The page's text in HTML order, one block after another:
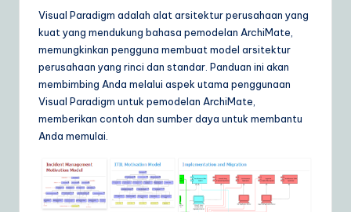
D
ai
ly
G
Visual Paradigm adalah alat arsitektur perusahaan yang
kuat yang mendukung bahasa pemodelan ArchiMate,
memungkinkan pengguna membuat model arsitektur
perusahaan yang rinci dan standar. Panduan ini akan
membimbing Anda melalui aspek utama penggunaan
Visual Paradigm untuk pemodelan ArchiMate,
memberikan contoh dan sumber daya untuk membantu
Anda memulai.